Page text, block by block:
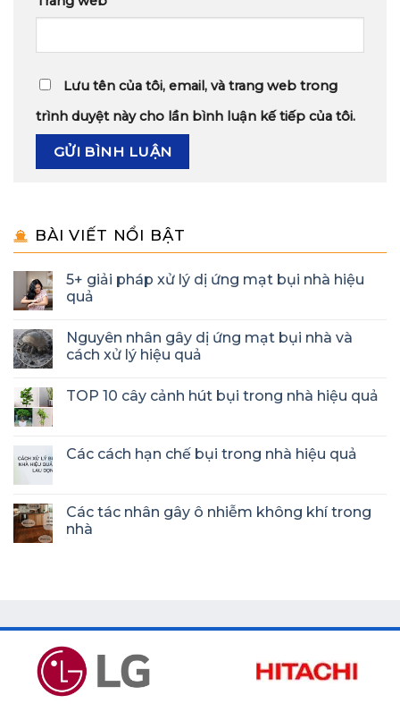
Lưu tên của tôi, email, và trang web trong
trình duyệt này cho lần bình luận kế tiếp của tôi.
BÀI VIẾT NỔI BẬT
5+ giải pháp xử lý dị ứng mạt bụi nhà hiệu
quả
Nguyên nhân gây dị ứng mạt bụi nhà và
cách xử lý hiệu quả
TOP 10 cây cảnh hút bụi trong nhà hiệu quả
Các cách hạn chế bụi trong nhà hiệu quả
Các tác nhân gây ô nhiễm không khí trong
nhà